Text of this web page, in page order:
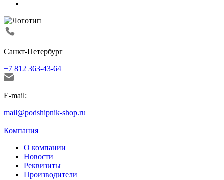
Санкт-Петербург
+7 812 363-43-64
E-mail:
mail@podshipnik-shop.ru
Компания
О компании
Новости
Реквизиты
Производители